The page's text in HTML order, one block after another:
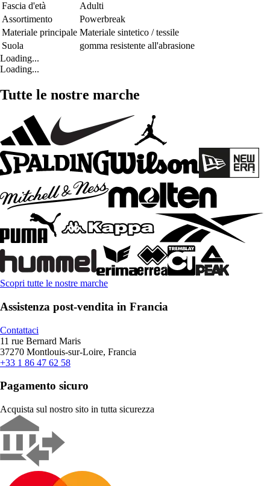
Fascia d'età
Adulti
Assortimento
Powerbreak
Materiale principale Materiale sintetico / tessile
Suola
gomma resistente all'abrasione
Loading...
Loading...
Tutte le nostre marche
Scopri tutte le nostre marche
Assistenza post-vendita in Francia
Contattaci
11 rue Bernard Maris
37270 Montlouis-sur-Loire, Francia
+33 1 86 47 62 58
Pagamento sicuro
Acquista sul nostro sito in tutta sicurezza